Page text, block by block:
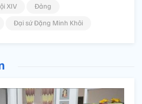
XIV
Đảng
Đại sứ Đặng Minh Khôi